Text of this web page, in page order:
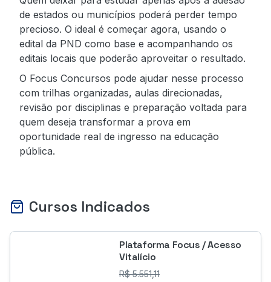
de estados ou municípios poderá perder tempo
precioso. O ideal é começar agora, usando o
edital da PND como base e acompanhando os
editais locais que poderão aproveitar o resultado.
O Focus Concursos pode ajudar nesse processo
com trilhas organizadas, aulas direcionadas,
revisão por disciplinas e preparação voltada para
quem deseja transformar a prova em
oportunidade real de ingresso na educação
pública.
Cursos Indicados
Plataforma Focus / Acesso
Vitalício
R$5.551,11